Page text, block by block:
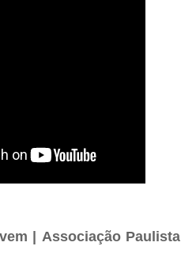
| Associação Paulista